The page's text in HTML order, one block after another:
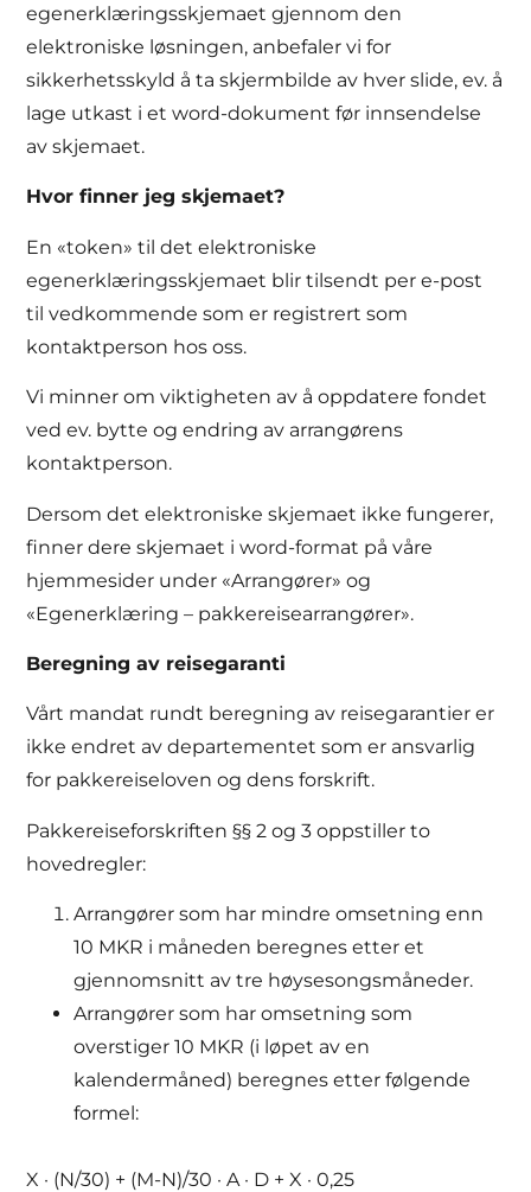
egenerklæringsskjemaet gjennom den
elektroniske løsningen, anbefaler vi for
sikkerhetsskyld å ta skjermbilde av hver slide, ev. å
lage utkast i et word-dokument før innsendelse
av skjemaet.
Hvor finner jeg skjemaet?
En «token» til det elektroniske
egenerklæringsskjemaet blir tilsendt per e-post
til vedkommende som er registrert som
kontaktperson hos oss.
Vi minner om viktigheten av å oppdatere fondet
ved ev. bytte og endring av arrangørens
kontaktperson.
Dersom det elektroniske skjemaet ikke fungerer,
finner dere skjemaet i word-format på våre
hjemmesider under «Arrangører» og
«Egenerklæring – pakkereisearrangører».
Beregning av reisegaranti
Vårt mandat rundt beregning av reisegarantier er
ikke endret av departementet som er ansvarlig
for pakkereiseloven og dens forskrift.
Pakkereiseforskriften §§ 2 og 3 oppstiller to
hovedregler:
Arrangører som har mindre omsetning enn
10 MKR i måneden beregnes etter et
gjennomsnitt av tre høysesongsmåneder.
Arrangører som har omsetning som
overstiger 10 MKR (i løpet av en
kalendermåned) beregnes etter følgende
formel:
X · (N/30) + (M-N)/30 · A · D + X · 0,25